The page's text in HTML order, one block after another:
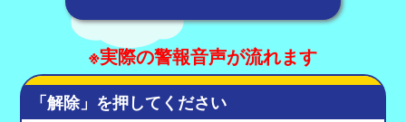
※実際の警報音声が流れます
「解除」を押してください